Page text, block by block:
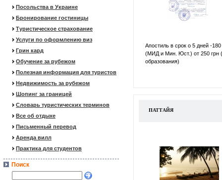
Посольства в Украине
Бронирование гостиницы
Туристическое страхование
Услуги по оформлению виз
Грин кард
Обучение за рубежом
Полезная информация для туристов
Недвижимость за рубежом
Шопинг за границей
Словарь туристических терминов
Все об отдыхе
Письменный перевод
Аренда вилл
Практика для студентов
Поиск
Апостиль в срок о 5 дней -180
(МИД и Мин. Юст.) от 250 грн
образования)
ПАТТАЙЯ